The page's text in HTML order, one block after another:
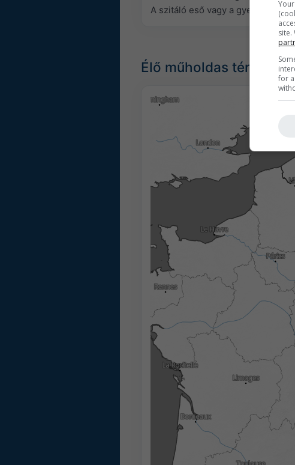
A szitáló eső vagy a gyenge
Élő műholdas térkép
site.
for